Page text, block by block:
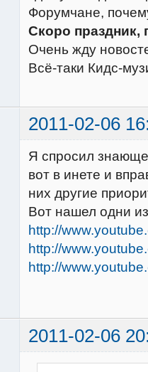
Форумчане,
Скоро праздник,
Очень жду
Всё-таки Кидс-
2011-02-06
Я спросил
вот в инете и
них другие
Вот нашел одни
http://
http://
http://
2011-02-06